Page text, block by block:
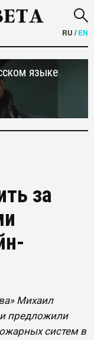
RU /EN
языке
за
Михаил
предложили
систем в